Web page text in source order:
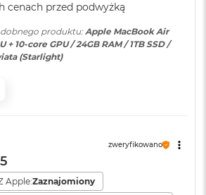
(P3)
procesor CPU + 10-rdzeniowy procesor
Neural Engine)
Dwa porty Thunderbolt 4
(USB‑C) obsługujące:
Ładowanie,
cenach przed podwyżką
produktu:Apple MacBook Air
+ 10‑core GPU / 24GB RAM / 1TB SSD /
(Starlight)
zweryfikowano
5
Apple:Zaznajomiony